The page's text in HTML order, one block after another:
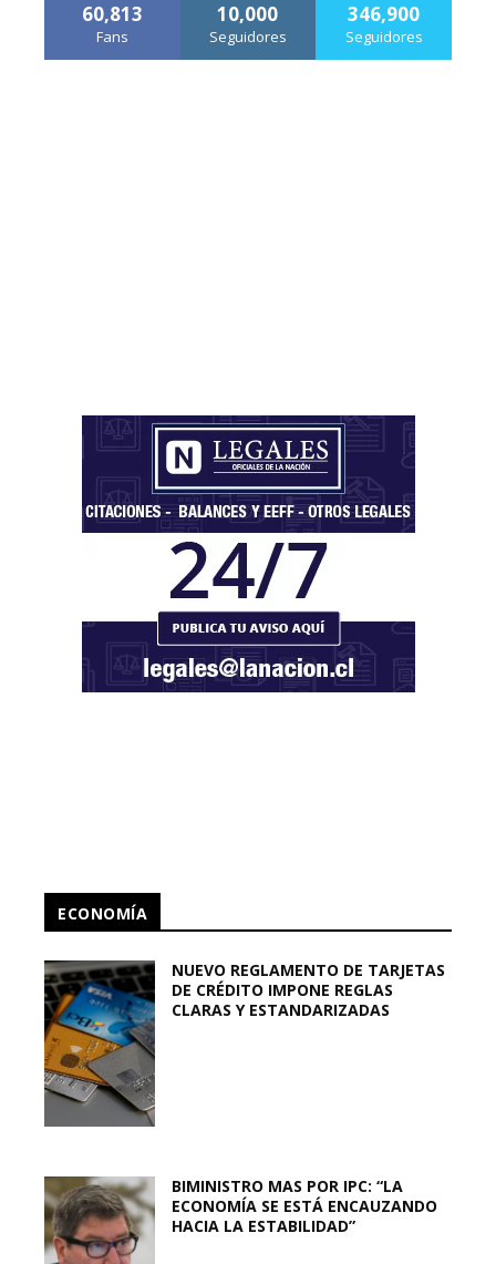
60,813
Fans
10,000
Seguidores
346,900
Seguidores
ECONOMÍA
NUEVO REGLAMENTO DE TARJETAS
DE CRÉDITO IMPONE REGLAS
CLARAS Y ESTANDARIZADAS
BIMINISTRO MAS POR IPC: “LA
ECONOMÍA SE ESTÁ ENCAUZANDO
HACIA LA ESTABILIDAD”